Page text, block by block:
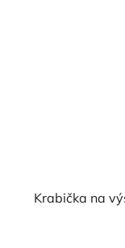
Krabička na